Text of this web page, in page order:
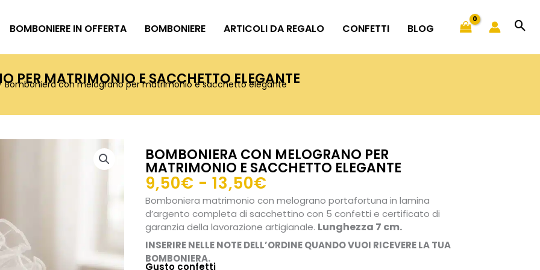
BOMBONIERE IN OFFERTA BOMBONIERE ARTICOLI DA REGALO CONFETTI BLOG
PER MATRIMONIO E SACCHETTO ELEGANTE
con melograno per matrimonio e sacchetto elegante
BOMBONIERA CON MELOGRANO PER
MATRIMONIO E SACCHETTO ELEGANTE
9,50€ - 13,50€
di
prezzo:
da
9,50€
Bomboniera matrimonio con melograno portafortuna in lamina
d’argento completa di sacchettino con 5 confetti e certificato di
garanzia della lavorazione artigianale. Lunghezza 7 cm.
INSERIRE NELLE NOTE DELL’ORDINE QUANDO VUOI RICEVERE LA TUA
BOMBONIERA.
Gusto confetti